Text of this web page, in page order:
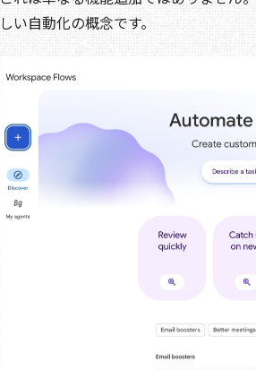
しい自動化の概念です。